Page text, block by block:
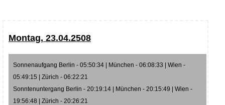
Montag, 23.04.2508
Sonnenaufgang Berlin - 05:50:34 | München - 06:08:33 | Wien -
05:49:15 | Zürich - 06:22:21
Sonntenuntergang Berlin - 20:19:14 | München - 20:15:49 | Wien -
19:56:48 | Zürich - 20:26:21